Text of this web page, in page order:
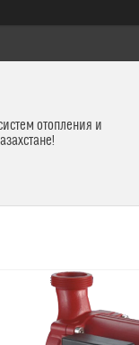
отопления и